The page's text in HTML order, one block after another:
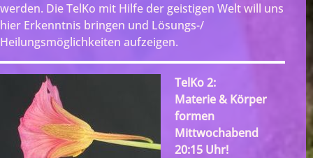
werden. Die TelKo mit Hilfe der geistigen Welt will uns
hier Erkenntnis bringen und Lösungs-/
Heilungsmöglichkeiten aufzeigen.
TelKo 2:
Materie & Körper
formen
Mittwochabend
20:15 Uhr!